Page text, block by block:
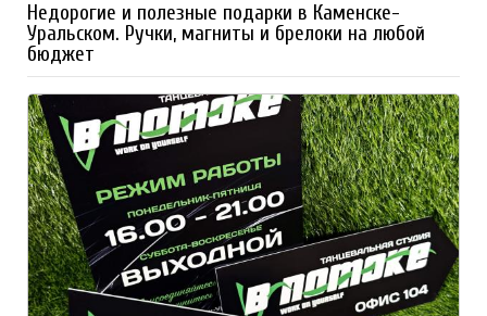
Недорогие и полезные подарки в Каменске-
Уральском. Ручки, магниты и брелоки на любой
бюджет